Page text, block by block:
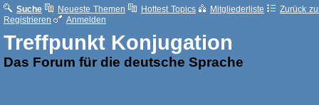
Suche Neueste Themen Hottest Topics Mitgliederliste
Zurück
Registrieren
Anmelden
Treffpunkt Konjugation
Das Forum für die deutsche Sprache